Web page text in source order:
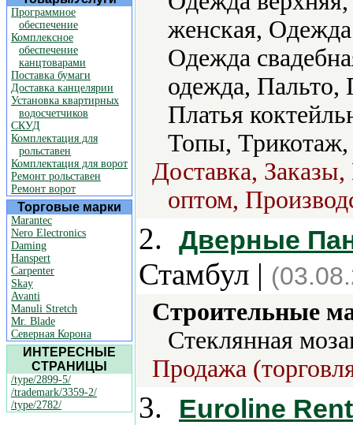
Программное
обеспечение
Комплексное
обеспечение
канцтоварами
Поставка бумаги
Доставка канцелярии
Установка квартирных
водосчетчиков
СКУД
Комплектация для
рольставен
Комплектация для ворот
Ремонт рольставен
Ремонт ворот
Торговые марки
Marantec
Nero Electronics
Daming
Hanspert
Carpenter
Skay
Avanti
Manuli Stretch
Mr. Blade
Северная Корона
ИНТЕРЕСНЫЕ
СТРАНИЦЫ
/type/2899-5/
/trademark/3359-2/
/type/2782/
женская,
Одежда
одежда, Пальто,
Платья
Топы,
Доставка,
оптом,
2. Дверные
Стамбул |
Строительные
Стеклянная
Продажа
3.
Euroline